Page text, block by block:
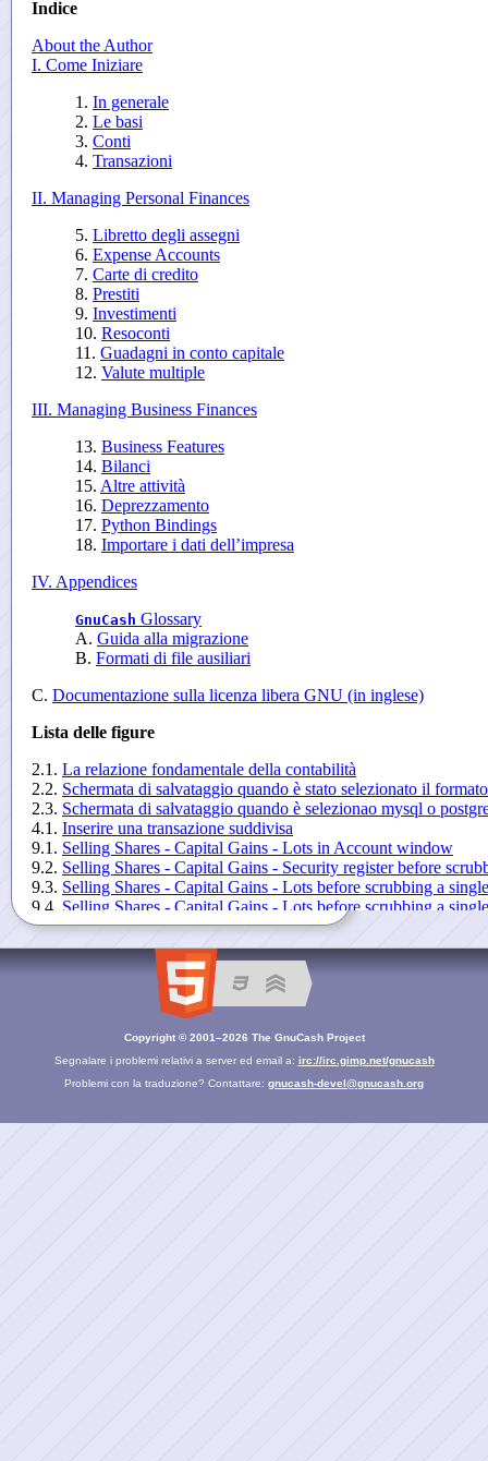
Copyright © 2001–2026 The GnuCash Project
Segnalare i problemi relativi a server ed email a: irc://irc.gimp.net/gnucash
Problemi con la traduzione? Contattare: gnucash-devel@gnucash.org